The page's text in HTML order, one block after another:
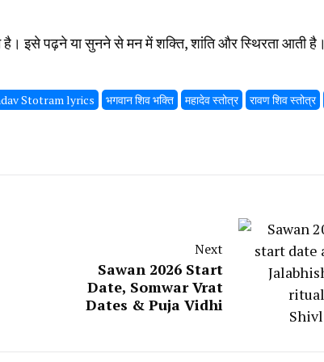
इसे पढ़ने या सुनने से मन में शक्ति, शांति और स्थिरता आती है।
Stotram lyrics भगवान शिव भक्ति महादेव स्तोत्र रावण शिव स्तोत्र
Next
Sawan 2026 Start
Date, Somwar Vrat
Dates & Puja Vidhi